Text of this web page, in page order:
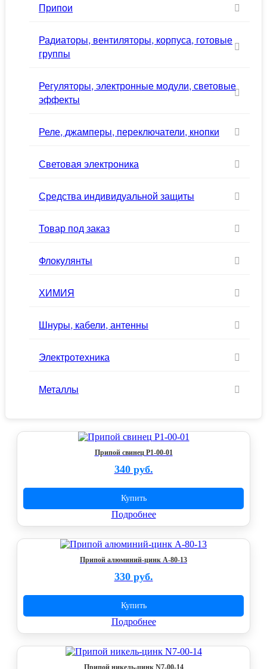
Припои
Радиаторы, вентиляторы, корпуса, готовые
группы
Регуляторы, электронные модули, световые
эффекты
Реле, джамперы, переключатели, кнопки
Световая электроника
Средства индивидуальной защиты
Товар под заказ
Флокулянты
ХИМИЯ
Шнуры, кабели, антенны
Электротехника
Металлы
Припой свинец P1-00-01
340 руб.
Купить
Подробнее
Припой алюминий-цинк А-80-13
330 руб.
Купить
Подробнее
Припой никель-цинк N7-00-14